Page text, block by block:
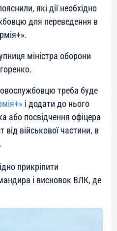
які дії необхідно
для переведення в
міністра оборони
треба буде
і додати до нього
або посвідчення офіцера
військової частини, в
прикріпити
і висновок ВЛК, де